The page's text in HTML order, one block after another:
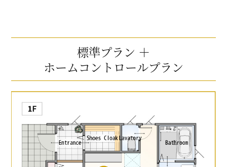
標準プラン ＋
ホームコントロールプラン